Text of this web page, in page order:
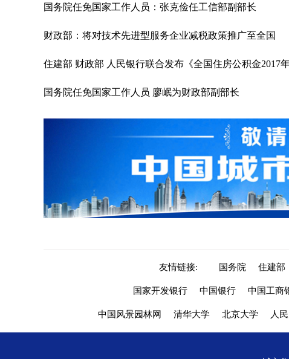
国务院任免国家工作人员：张克俭任工信部副部长
财政部：将对技术先进型服务企业减税政策推广至全国
住建部 财政部 人民银行联合发布《全国住房公积金2017年
国务院任免国家工作人员 廖岷为财政部副部长
友情链接: 国务院 住建部
国家开发银行 中国银行 中国工商
中国风景园林网 清华大学 北京大学 人